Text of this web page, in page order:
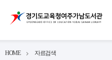
HOME 자료검색